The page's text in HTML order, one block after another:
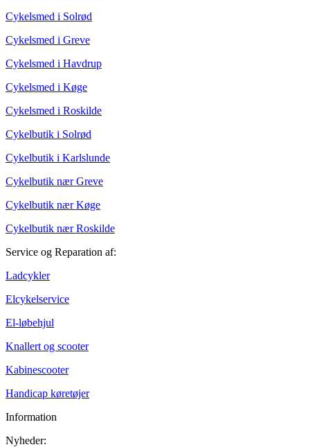
Cykelsmed i Solrød
Cykelsmed i Greve
Cykelsmed i Havdrup
Cykelsmed i Køge
Cykelsmed i Roskilde
Cykelbutik i Solrød
Cykelbutik i Karlslunde
Cykelbutik nær Greve
Cykelbutik nær Køge
Cykelbutik nær Roskilde
Service og Reparation af:
Ladcykler
Elcykelservice
El-løbehjul
Knallert og scooter
Kabinescooter
Handicap køretøjer
Information
Nyheder: